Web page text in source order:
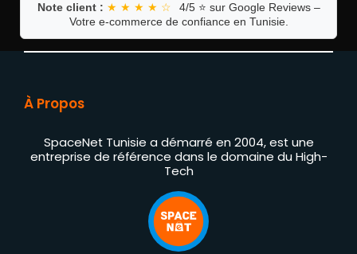
Note client : ★ ★ ★ ★ ☆
4/5 ⭐ sur Google Reviews –
Votre e-commerce de confiance en Tunisie.
À Propos
SpaceNet Tunisie a démarré en 2004, est une
entreprise de référence dans le domaine du High-
Tech